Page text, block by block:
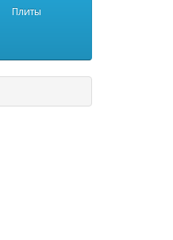
Плиты